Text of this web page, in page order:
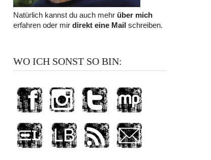
Natürlich kannst du auch mehr über mich
erfahren oder mirdirekt eine Mail schreiben.
WO ICH SONST SO BIN: